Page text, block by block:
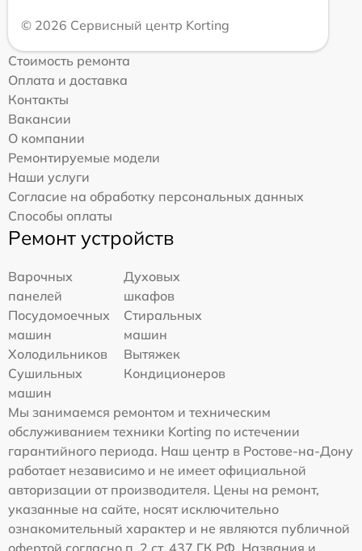
© 2026 Сервисный центр Korting
Стоимость ремонта
Оплата и доставка
Контакты
Вакансии
О компании
Ремонтируемые модели
Наши услуги
Согласие на обработку персональных данных
Способы оплаты
Ремонт устройств
Варочных
панелей
Духовых
шкафов
Посудомоечных
машин
Стиральных
машин
Холодильников
Вытяжек
Сушильных
машин
Кондиционеров
Мы занимаемся ремонтом и техническим
обслуживанием техники Korting по истечении
гарантийного периода. Наш центр в Ростове-на-Дону
работает независимо и не имеет официальной
авторизации от производителя. Цены на ремонт,
указанные на сайте, носят исключительно
ознакомительный характер и не являются публичной
офертой согласно п. 2 ст. 437 ГК РФ. Названия и